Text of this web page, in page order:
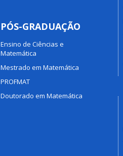
PÓS-GRADUAÇÃO
Ensino de Ciências e
Matemática
Mestrado em Matemática
PROFMAT
Doutorado em Matemática